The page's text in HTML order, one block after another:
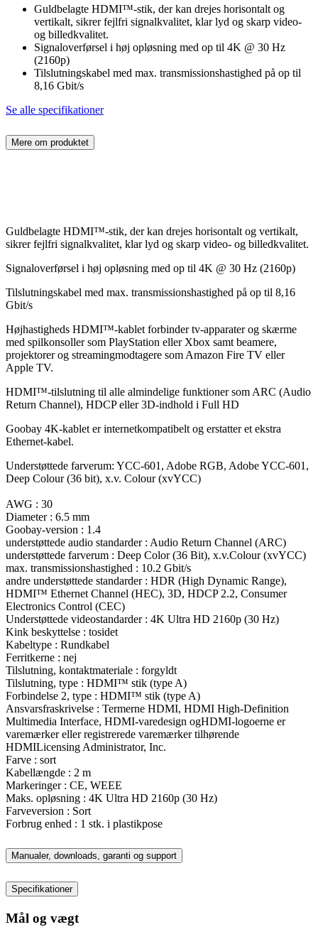
Guldbelagte HDMI™-stik, der kan drejes horisontalt og
vertikalt, sikrer fejlfri signalkvalitet, klar lyd og skarp video-
og billedkvalitet.
Signaloverførsel i høj opløsning med op til 4K @ 30 Hz
(2160p)
Tilslutningskabel med max. transmissionshastighed på op til
8,16 Gbit/s
Se alle specifikationer
Mere om produktet
Guldbelagte HDMI™-stik, der kan drejes horisontalt og vertikalt,
sikrer fejlfri signalkvalitet, klar lyd og skarp video- og billedkvalitet.
Signaloverførsel i høj opløsning med op til 4K @ 30 Hz (2160p)
Tilslutningskabel med max. transmissionshastighed på op til 8,16
Gbit/s
Højhastigheds HDMI™-kablet forbinder tv-apparater og skærme
med spilkonsoller som PlayStation eller Xbox samt beamere,
projektorer og streamingmodtagere som Amazon Fire TV eller
Apple TV.
HDMI™-tilslutning til alle almindelige funktioner som ARC (Audio
Return Channel), HDCP eller 3D-indhold i Full HD
Goobay 4K-kablet er internetkompatibelt og erstatter et ekstra
Ethernet-kabel.
Understøttede farverum: YCC-601, Adobe RGB, Adobe YCC-601,
Deep Colour (36 bit), x.v. Colour (xvYCC)
AWG : 30
Diameter : 6.5 mm
Goobay-version : 1.4
understøttede audio standarder : Audio Return Channel (ARC)
understøttede farverum : Deep Color (36 Bit), x.v.Colour (xvYCC)
max. transmissionshastighed : 10.2 Gbit/s
andre understøttede standarder : HDR (High Dynamic Range),
HDMI™ Ethernet Channel (HEC), 3D, HDCP 2.2, Consumer
Electronics Control (CEC)
Understøttede videostandarder : 4K Ultra HD 2160p (30 Hz)
Kink beskyttelse : tosidet
Kabeltype : Rundkabel
Ferritkerne : nej
Tilslutning, kontaktmateriale : forgyldt
Tilslutning, type : HDMI™ stik (type A)
Forbindelse 2, type : HDMI™ stik (type A)
Ansvarsfraskrivelse : Termerne HDMI, HDMI High-Definition
Multimedia Interface, HDMI-varedesign ogHDMI-logoerne er
varemærker eller registrerede varemærker tilhørende
HDMILicensing Administrator, Inc.
Farve : sort
Kabellængde : 2 m
Markeringer : CE, WEEE
Maks. opløsning : 4K Ultra HD 2160p (30 Hz)
Farveversion : Sort
Forbrug enhed : 1 stk. i plastikpose
Manualer, downloads, garanti og support
Specifikationer
Mål og vægt